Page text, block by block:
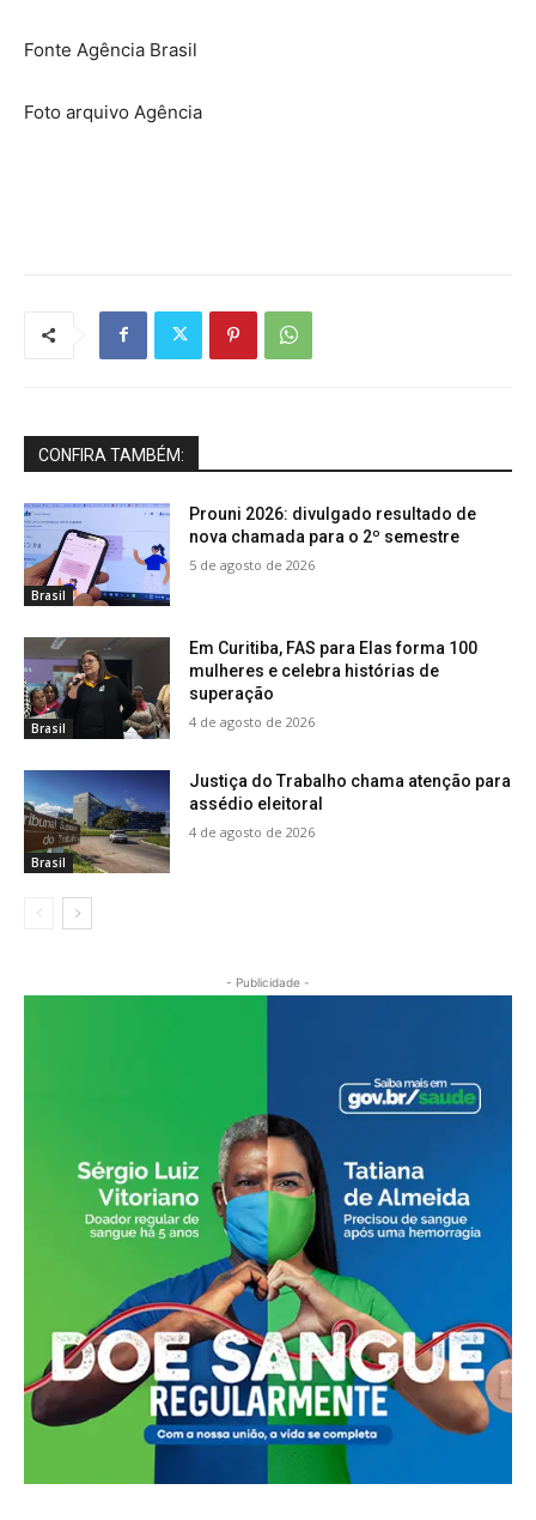
Fonte Agência Brasil
Foto arquivo Agência
CONFIRA TAMBÉM:
Brasil
Prouni 2026: divulgado resultado de
nova chamada para o 2º semestre
5 de agosto de 2026
Brasil
Em Curitiba, FAS para Elas forma 100
mulheres e celebra histórias de
superação
4 de agosto de 2026
Brasil
Justiça do Trabalho chama atenção para
assédio eleitoral
4 de agosto de 2026
- Publicidade -